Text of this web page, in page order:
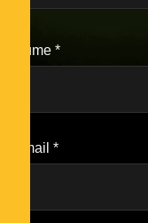
Nume *
Email *